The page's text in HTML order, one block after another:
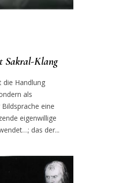
Sakral-Klang
die Handlung
als
eine
eigenwillige
das der...